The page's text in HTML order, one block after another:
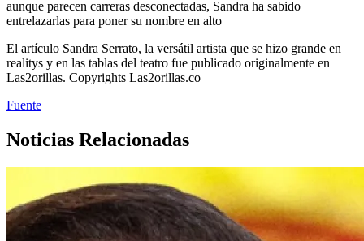
aunque parecen carreras desconectadas, Sandra ha sabido
entrelazarlas para poner su nombre en alto
El artículo Sandra Serrato, la versátil artista que se hizo grande en
realitys y en las tablas del teatro fue publicado originalmente en
Las2orillas. Copyrights Las2orillas.co
Fuente
Noticias Relacionadas